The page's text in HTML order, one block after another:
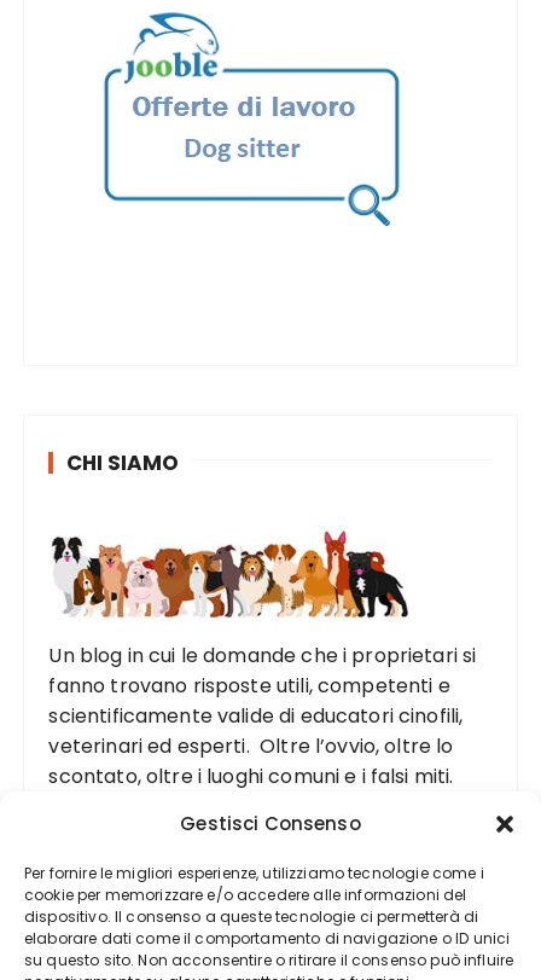
Gestisci Consenso
Per fornire le migliori esperienze, utilizziamo tecnologie come i
cookie per memorizzare e/o accedere alle informazioni del
dispositivo. Il consenso a queste tecnologie ci permetterà di
elaborare dati come il comportamento di navigazione o ID unici
su questo sito. Non acconsentire o ritirare il consenso può influire
CHI SIAMO
Un blog in cui le domande che i proprietari si
fanno trovano risposte utili, competenti e
scientificamente valide di educatori cinofili,
veterinari ed esperti. Oltre l’ovvio, oltre lo
scontato, oltre i luoghi comuni e i falsi miti.